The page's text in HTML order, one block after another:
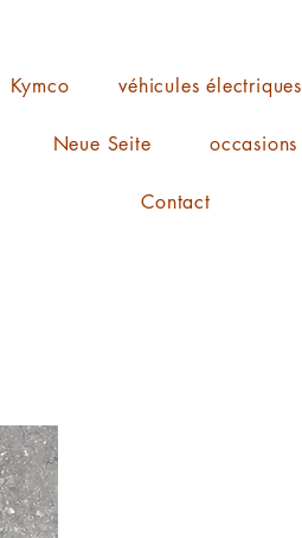
Kymco véhicules électriques
Neue Seite occasions
Contact